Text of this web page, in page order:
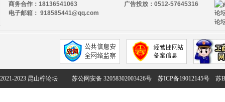
商务合作：18136541063
电子邮箱： 918585441@qq.com
论
论
广告投放：0512-57645316
2021-2023 昆山柠论坛 苏公网安备 32058302003426号 苏ICP备19012145号 苏